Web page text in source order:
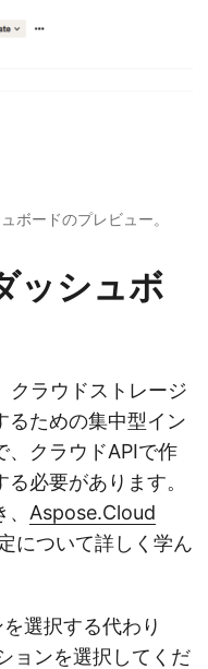
ボードのプレビュー。
ッシュボ
クラウドストレージ
るための集中型イン
、クラウドAPIで作
必要があります。
Aspose.Cloud
について詳しく学ん
選択する代わり
ョンを選択してくだ